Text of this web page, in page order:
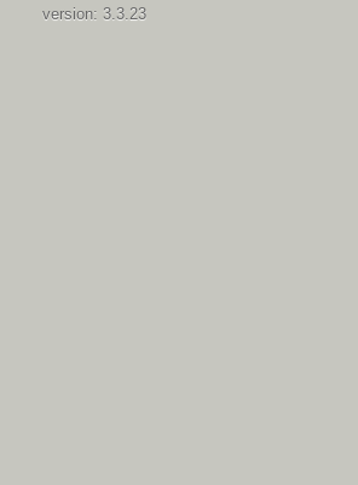
version: 3.3.23